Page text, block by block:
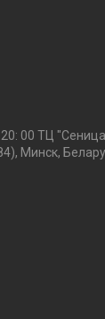
00 ТЦ
Минск,